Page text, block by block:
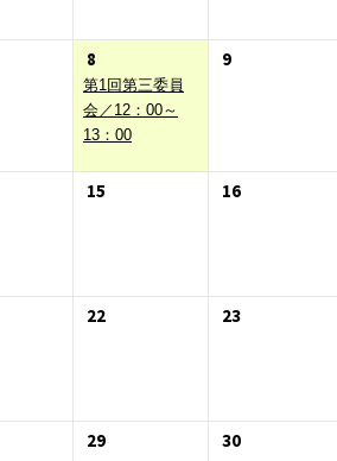
8
第1回第三委員
会／12：00～
13：00
9
15 16
22 23
29 30